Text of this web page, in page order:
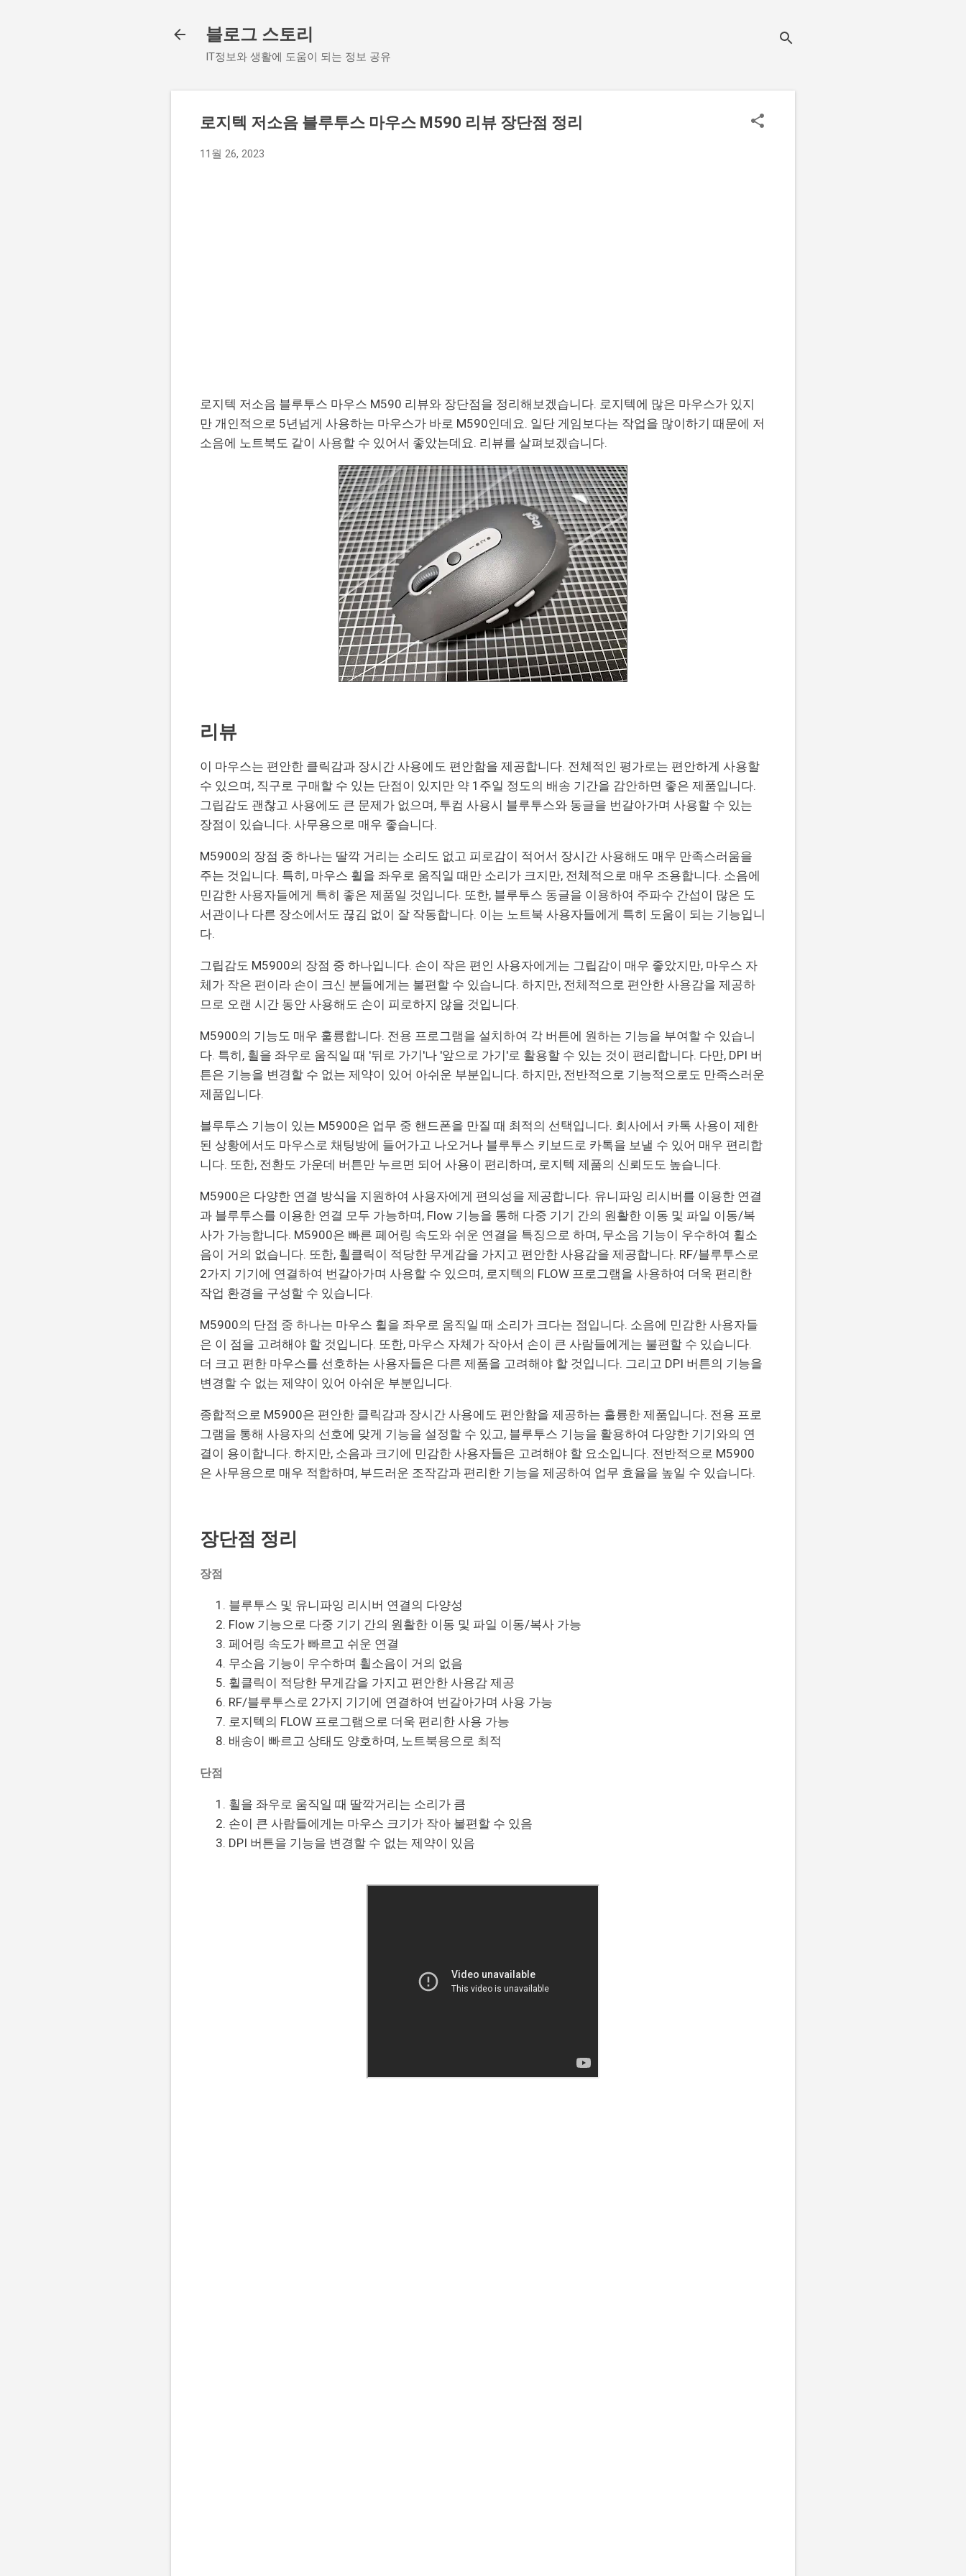
블로그 스토리
IT정보와 생활에 도움이 되는 정보 공유
로지텍 저소음 블루투스 마우스 M590 리뷰 장단점 정리
11월 26, 2023
로지텍 저소음 블루투스 마우스 M590 리뷰와 장단점을 정리해보겠습니다. 로지텍에 많은 마우스가 있지
만 개인적으로 5년넘게 사용하는 마우스가 바로 M590인데요. 일단 게임보다는 작업을 많이하기 때문에 저
소음에 노트북도 같이 사용할 수 있어서 좋았는데요. 리뷰를 살펴보겠습니다.
리뷰
이 마우스는 편안한 클릭감과 장시간 사용에도 편안함을 제공합니다. 전체적인 평가로는 편안하게 사용할
수 있으며, 직구로 구매할 수 있는 단점이 있지만 약 1주일 정도의 배송 기간을 감안하면 좋은 제품입니다.
그립감도 괜찮고 사용에도 큰 문제가 없으며, 투컴 사용시 블루투스와 동글을 번갈아가며 사용할 수 있는
장점이 있습니다. 사무용으로 매우 좋습니다.
M5900의 장점 중 하나는 딸깍 거리는 소리도 없고 피로감이 적어서 장시간 사용해도 매우 만족스러움을
주는 것입니다. 특히, 마우스 휠을 좌우로 움직일 때만 소리가 크지만, 전체적으로 매우 조용합니다. 소음에
민감한 사용자들에게 특히 좋은 제품일 것입니다. 또한, 블루투스 동글을 이용하여 주파수 간섭이 많은 도
서관이나 다른 장소에서도 끊김 없이 잘 작동합니다. 이는 노트북 사용자들에게 특히 도움이 되는 기능입니
다.
그립감도 M5900의 장점 중 하나입니다. 손이 작은 편인 사용자에게는 그립감이 매우 좋았지만, 마우스 자
체가 작은 편이라 손이 크신 분들에게는 불편할 수 있습니다. 하지만, 전체적으로 편안한 사용감을 제공하
므로 오랜 시간 동안 사용해도 손이 피로하지 않을 것입니다.
M5900의 기능도 매우 훌륭합니다. 전용 프로그램을 설치하여 각 버튼에 원하는 기능을 부여할 수 있습니
다. 특히, 휠을 좌우로 움직일 때 '뒤로 가기'나 '앞으로 가기'로 활용할 수 있는 것이 편리합니다. 다만, DPI 버
튼은 기능을 변경할 수 없는 제약이 있어 아쉬운 부분입니다. 하지만, 전반적으로 기능적으로도 만족스러운
제품입니다.
블루투스 기능이 있는 M5900은 업무 중 핸드폰을 만질 때 최적의 선택입니다. 회사에서 카톡 사용이 제한
된 상황에서도 마우스로 채팅방에 들어가고 나오거나 블루투스 키보드로 카톡을 보낼 수 있어 매우 편리합
니다. 또한, 전환도 가운데 버튼만 누르면 되어 사용이 편리하며, 로지텍 제품의 신뢰도도 높습니다.
M5900은 다양한 연결 방식을 지원하여 사용자에게 편의성을 제공합니다. 유니파잉 리시버를 이용한 연결
과 블루투스를 이용한 연결 모두 가능하며, Flow 기능을 통해 다중 기기 간의 원활한 이동 및 파일 이동/복
사가 가능합니다. M5900은 빠른 페어링 속도와 쉬운 연결을 특징으로 하며, 무소음 기능이 우수하여 휠소
음이 거의 없습니다. 또한, 휠클릭이 적당한 무게감을 가지고 편안한 사용감을 제공합니다. RF/블루투스로
2가지 기기에 연결하여 번갈아가며 사용할 수 있으며, 로지텍의 FLOW 프로그램을 사용하여 더욱 편리한
작업 환경을 구성할 수 있습니다.
M5900의 단점 중 하나는 마우스 휠을 좌우로 움직일 때 소리가 크다는 점입니다. 소음에 민감한 사용자들
은 이 점을 고려해야 할 것입니다. 또한, 마우스 자체가 작아서 손이 큰 사람들에게는 불편할 수 있습니다.
더 크고 편한 마우스를 선호하는 사용자들은 다른 제품을 고려해야 할 것입니다. 그리고 DPI 버튼의 기능을
변경할 수 없는 제약이 있어 아쉬운 부분입니다.
종합적으로 M5900은 편안한 클릭감과 장시간 사용에도 편안함을 제공하는 훌륭한 제품입니다. 전용 프로
그램을 통해 사용자의 선호에 맞게 기능을 설정할 수 있고, 블루투스 기능을 활용하여 다양한 기기와의 연
결이 용이합니다. 하지만, 소음과 크기에 민감한 사용자들은 고려해야 할 요소입니다. 전반적으로 M5900
은 사무용으로 매우 적합하며, 부드러운 조작감과 편리한 기능을 제공하여 업무 효율을 높일 수 있습니다.
장단점 정리
장점
블루투스 및 유니파잉 리시버 연결의 다양성
Flow 기능으로 다중 기기 간의 원활한 이동 및 파일 이동/복사 가능
페어링 속도가 빠르고 쉬운 연결
무소음 기능이 우수하며 휠소음이 거의 없음
휠클릭이 적당한 무게감을 가지고 편안한 사용감 제공
RF/블루투스로 2가지 기기에 연결하여 번갈아가며 사용 가능
로지텍의 FLOW 프로그램으로 더욱 편리한 사용 가능
배송이 빠르고 상태도 양호하며, 노트북용으로 최적
단점
휠을 좌우로 움직일 때 딸깍거리는 소리가 큼
손이 큰 사람들에게는 마우스 크기가 작아 불편할 수 있음
DPI 버튼을 기능을 변경할 수 없는 제약이 있음